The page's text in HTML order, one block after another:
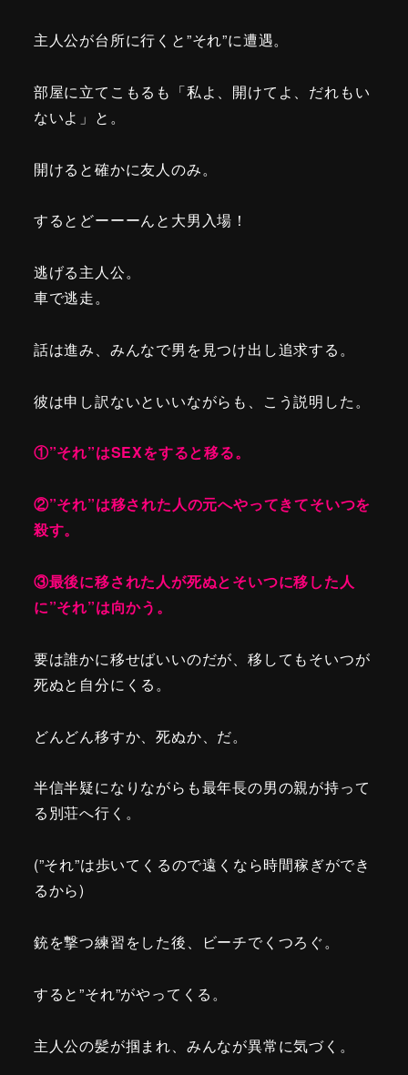
主人公が台所に行くと”それ”に遭遇。
部屋に立てこもるも「私よ、開けてよ、だれもい
ないよ」と。
開けると確かに友人のみ。
するとどーーーんと大男入場！
逃げる主人公。
車で逃走。
話は進み、みんなで男を見つけ出し追求する。
彼は申し訳ないといいながらも、こう説明した。
①”それ”はSEXをすると移る。
②”それ”は移された人の元へやってきてそいつを
殺す。
③最後に移された人が死ぬとそいつに移した人
に”それ”は向かう。
要は誰かに移せばいいのだが、移してもそいつが
死ぬと自分にくる。
どんどん移すか、死ぬか、だ。
半信半疑になりながらも最年長の男の親が持って
る別荘へ行く。
(”それ”は歩いてくるので遠くなら時間稼ぎができ
るから)
銃を撃つ練習をした後、ビーチでくつろぐ。
すると”それ”がやってくる。
主人公の髪が掴まれ、みんなが異常に気づく。